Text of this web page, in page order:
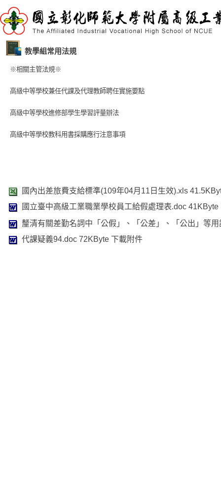
教學組常用法規
※相關主管法規※
高級中等學校兼任代課及代理教師聘任實施要點
高級中等學校進修部學生學習評量辦法
高級中等學校教科用書採購應行注意事項
國內出差旅費支給標準(109年04月11日生效).xls
國立臺中高級工業職業學校員工給假處理表.doc 41KByte
釐清有關差勤名詞中「公假」、「公差」、「公出」等
代課疑義94.doc 72KByte 下載附件